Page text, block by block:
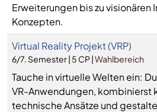
Erweiterungen bis zu
Konzepten.
Virtual Reality Projekt (VRP)
6/7. Semester | 5 CP |Wahlbereich
Tauche in virtuelle Welten ein:
VR-Anwendungen, kombinierst
technische Ansätze und